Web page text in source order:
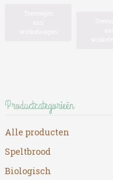
Productcategorieën
Alle producten
Speltbrood
Biologisch